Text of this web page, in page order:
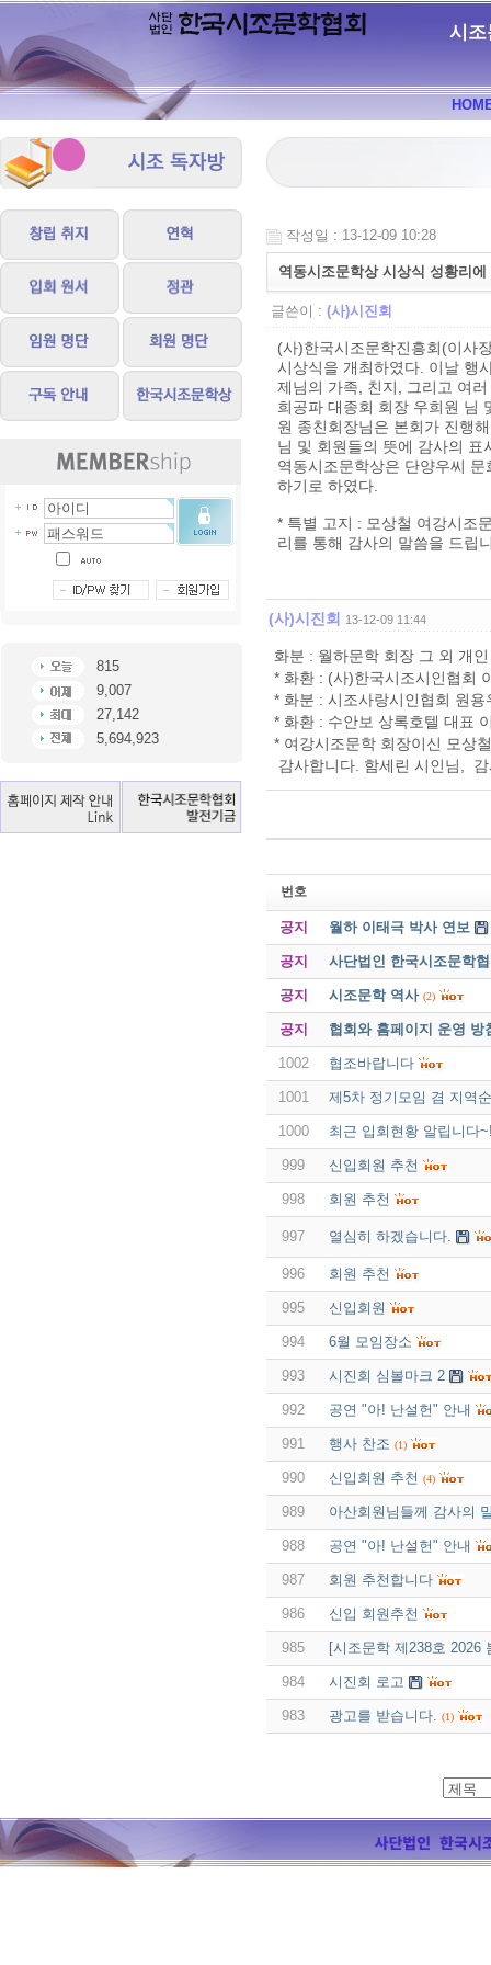
시조
815
9,007
27,142
5,694,923
작성일 : 13-12-09 10:28
역동시조문학상 시상식 성황리에
글쓴이 : (사)시진회
(사)한국시조문학진흥회(이사
시상식을 개최하였다. 이날 행
제님의 가족, 친지, 그리고 여
희공파 대종회 회장 우희원 님
원 종친회장님은 본회가 진행
님 및 회원들의 뜻에 감사의 표
역동시조문학상은 단양우씨
하기로 하였다.
* 특별 고지 : 모상철 여강시조
리를 통해 감사의 말씀을 드립
(사)시진회 13-12-09 11:44
화분 : 월하문학 회장 그 외 개
* 화환 : (사)한국시조시인협회
* 화분 : 시조사랑시인협회 원용
* 화환 : 수안보 상록호텔 대표
* 여강시조문학 회장이신 모상
감사합니다. 함세린 시인님,
번호
공지 월하 이태극 박사 연보
공지 사단법인 한국시조문학
공지 시조문학 역사 (2)
공지 협회와 홈페이지 운영 방
1002 협조바랍니다
1001 제5차 정기모임 겸 지역
1000 최근 입회현황 알립니다
999 신입회원 추천
998 회원 추천
997 열심히 하겠습니다.
996 회원 추천
995 신입회원
994 6월 모임장소
993 시진회 심볼마크 2
992 공연 "아! 난설헌" 안내
991 행사 찬조 (1)
990 신입회원 추천 (4)
989 아산회원님들께 감사의
988 공연 "아! 난설헌" 안내
987 회원 추천합니다
986 신입 회원추천
985 [시조문학 제238호 2026
984 시진회 로고
983 광고를 받습니다. (1)